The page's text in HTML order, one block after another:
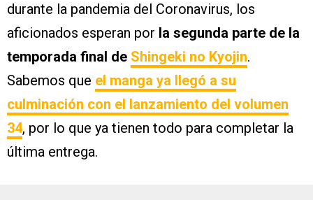
durante la pandemia del Coronavirus, los
aficionados esperan por la segunda parte de la
temporada final de Shingeki no Kyojin.
Sabemos que el manga ya llegó a su
culminación con el lanzamiento del volumen
34, por lo que ya tienen todo para completar la
última entrega.